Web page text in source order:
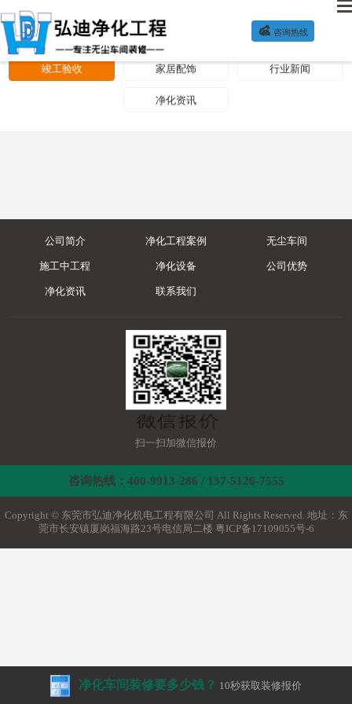
 咨询热线
净化方案 公司新闻 装修施工
竣工验收 家居配饰 行业新闻
净化资讯
公司简介 净化工程案例 无尘车间
施工中工程 净化设备 公司优势
净化资讯 联系我们
扫一扫加微信报价
咨询热线：400-9913-286 / 137-5126-7555
Copyright © 东莞市弘迪净化机电工程有限公司 All Rights Reserved. 地址：东
莞市长安镇厦岗福海路23号电信局二楼 粤ICP备17109055号-6
净化车间装修要多少钱？ 10秒获取装修报价